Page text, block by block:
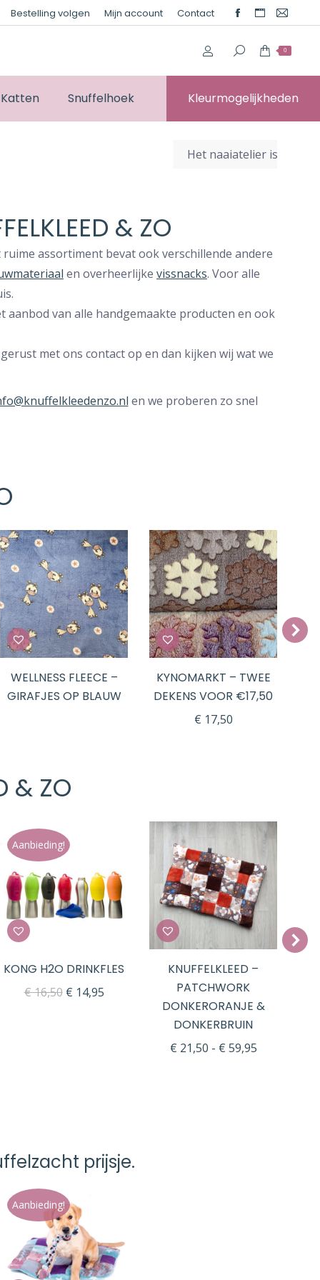
Bestelling volgen Mijn account Contact
Facebook
opens
in
new
Website
opens
in
new
Mail
opens
in
new
0
Katten Snuffelhoek Kleurmogelijkheden
Het naaiatelier is
& ZO
assortiment bevat ook verschillende andere
en overheerlijke vissnacks. Voor alle
aanbod van alle handgemaakte producten en ook
met ons contact op en dan kijken wij wat we
en we proberen zo snel
WELLNESS FLEECE –
GIRAFJES OP BLAUW
KYNOMARKT – TWEE
DEKENS VOOR €17,50
€ 17,50
& ZO
Aanbieding!
KONG H2O DRINKFLES
€16,50 Oorspronkelijke
€ 14,95Huidige
KNUFFELKLEED –
PATCHWORK
DONKERORANJE &
DONKERBRUIN
€ 21,50 - € 59,95Prijsklasse:
prijsje.
Aanbieding!